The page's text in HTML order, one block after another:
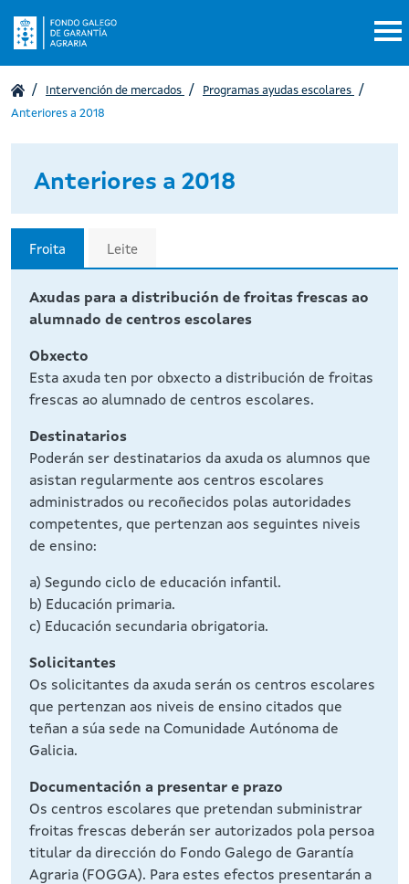
Intervención de mercados
Programas ayudas escolares
Anteriores a 2018
Anteriores a 2018
Froita Leite
Axudas para a distribución de froitas frescas ao
alumnado de centros escolares
Obxecto
Esta axuda ten por obxecto a distribución de froitas
frescas ao alumnado de centros escolares.
Destinatarios
Poderán ser destinatarios da axuda os alumnos que
asistan regularmente aos centros escolares
administrados ou recoñecidos polas autoridades
competentes, que pertenzan aos seguintes niveis
de ensino:
a) Segundo ciclo de educación infantil.
b) Educación primaria.
c) Educación secundaria obrigatoria.
Solicitantes
Os solicitantes da axuda serán os centros escolares
que pertenzan aos niveis de ensino citados que
teñan a súa sede na Comunidade Autónoma de
Galicia.
Documentación a presentar e prazo
Os centros escolares que pretendan subministrar
froitas frescas deberán ser autorizados pola persoa
titular da dirección do Fondo Galego de Garantía
Agraria (FOGGA). Para estes efectos presentarán a